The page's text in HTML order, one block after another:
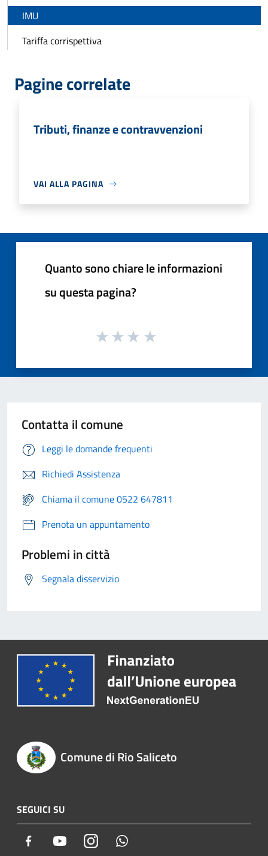
IMU
Tariffa corrispettiva
Pagine correlate
Tributi, finanze e contravvenzioni
VAI ALLA PAGINA
Quanto sono chiare le informazioni
su questa pagina?
Contatta il comune
Leggi le domande frequenti
Richiedi Assistenza
Chiama il comune 0522 647811
Prenota un appuntamento
Problemi in città
Segnala disservizio
Comune di Rio Saliceto
SEGUICI SU
Facebook YoutubeInstagram